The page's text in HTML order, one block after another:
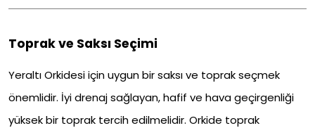
Toprak ve Saksı Seçimi
Yeraltı Orkidesi için uygun bir saksı ve toprak seçmek
önemlidir. İyi drenaj sağlayan, hafif ve hava geçirgenliği
yüksek bir toprak tercih edilmelidir. Orkide toprak